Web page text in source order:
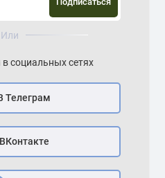
Или
социальных сетях
Телеграм
ВКонтакте